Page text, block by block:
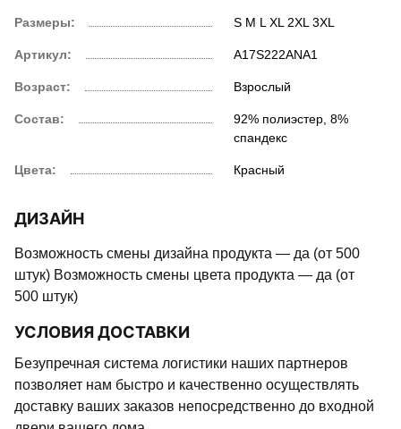
Размеры: SM LXL2XL3XL
Артикул: A17S222ANA1
Возраст: Взрослый
Состав:
92% полиэстер, 8%
спандекс
Цвета: Красный
ДИЗАЙН
Возможность смены дизайна продукта — да (от 500
штук) Возможность смены цвета продукта — да (от
500 штук)
УСЛОВИЯ ДОСТАВКИ
Безупречная система логистики наших партнеров
позволяет нам быстро и качественно осуществлять
доставку ваших заказов непосредственно до входной